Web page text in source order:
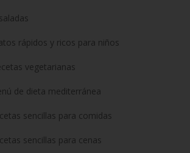
rápidos y ricos para niños
vegetarianas
de dieta mediterránea
sencillas para comidas
sencillas para cenas